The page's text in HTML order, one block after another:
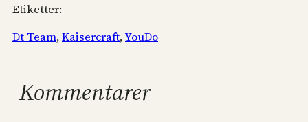
Etiketter:
Dt Team, Kaisercraft, YouDo
Kommentarer